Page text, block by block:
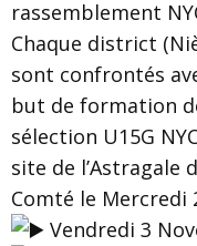
rassemblement
Chaque district
sont confrontés
but de formation
sélection U15G
site de l’Astragale
Comté le Mercredi
Vendredi 3